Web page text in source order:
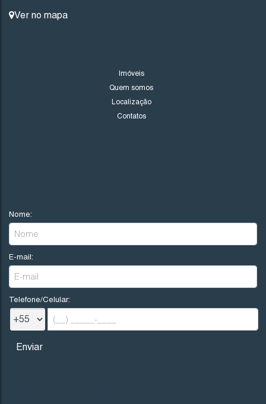
Ver no mapa
Imóveis
Quem somos
Localização
Contatos
Nome:
E-mail:
Telefone/Celular: